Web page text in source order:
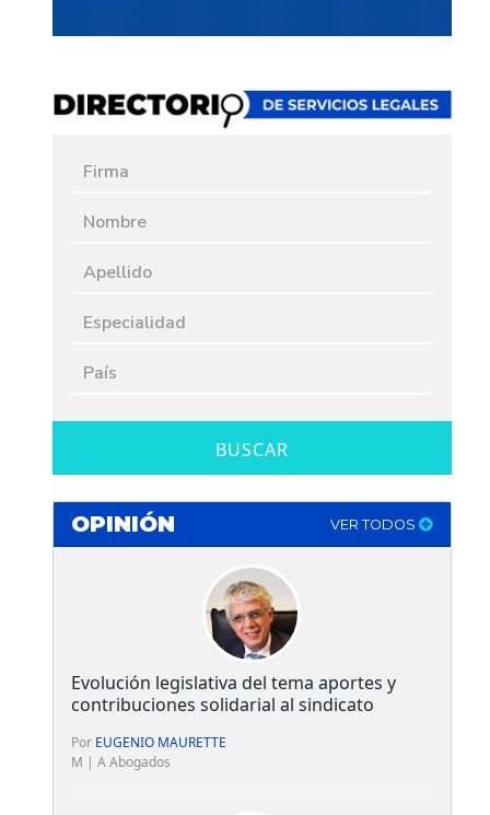
BUSCAR
OPINIÓN VER TODOS
Evolución legislativa del tema aportes y
contribuciones solidarial al sindicato
Por EUGENIO MAURETTE
M | A Abogados